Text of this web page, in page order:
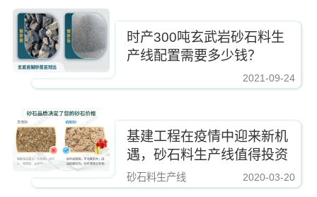
https://www.zhishaji.cn/Upload/Editor/image/20210924161944_31375.jpg,
时产300吨玄武岩砂石料生
产线配置需要多少钱？
2021-09-24
https://www.zhishaji.cn/Upload/Editor/image/
基建工程在疫情中迎来新机
遇，砂石料生产线值得投资
砂石料生产线 2020-03-20